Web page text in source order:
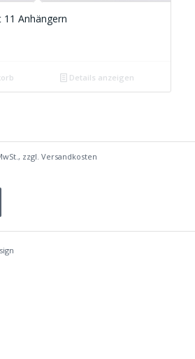
Anhängern
Details anzeigen
zzgl. Versandkosten